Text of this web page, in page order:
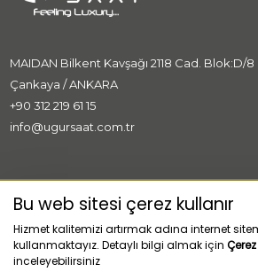
MAIDAN Bilkent Kavşağı 2118 Cad. Blok:D/8
Çankaya / ANKARA
+90 312 219 61 15
info@ugursaat.com.tr
MARKALAR
KURUMSAL
Bu web sitesi çerez kullanır
Hizmet kalitemizi artırmak adına internet
kullanmaktayız. Detaylı bilgi almak için
inceleyebilirsiniz